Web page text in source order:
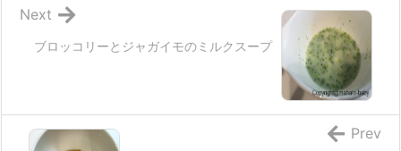
ブロッコリーとジャガイモのミルクスープ
Next
Prev